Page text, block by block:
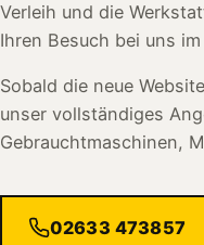
Verleih und die
Ihren Besuch bei uns
Sobald die neue
unser vollständiges
Gebrauchtmaschinen,
02633 473857